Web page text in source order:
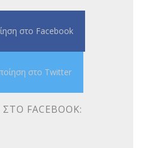
στο Facebook
στο Twitter
FACEBOOK: